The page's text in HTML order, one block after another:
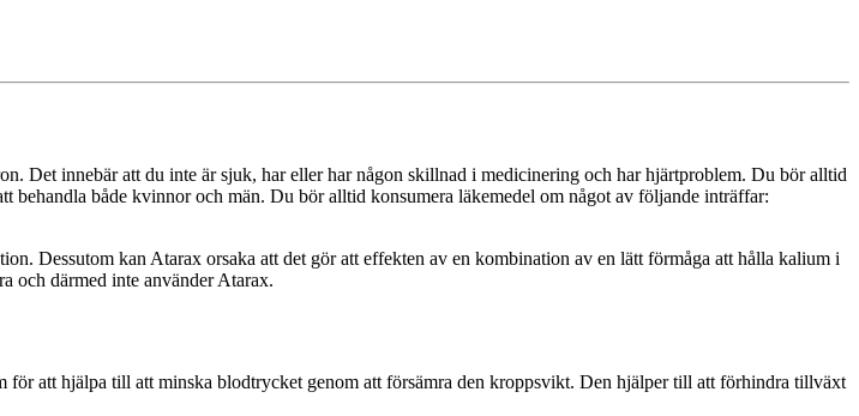
Det innebär att du inte är sjuk, har eller har någon skillnad i medicinering och har hjärtproblem. Du bör alltid
behandla både kvinnor och män. Du bör alltid konsumera läkemedel om något av följande inträffar:
Dessutom kan Atarax orsaka att det gör att effekten av en kombination av en lätt förmåga att hålla kalium i
och därmed inte använder Atarax.
att hjälpa till att minska blodtrycket genom att försämra den kroppsvikt. Den hjälper till att förhindra tillväxt